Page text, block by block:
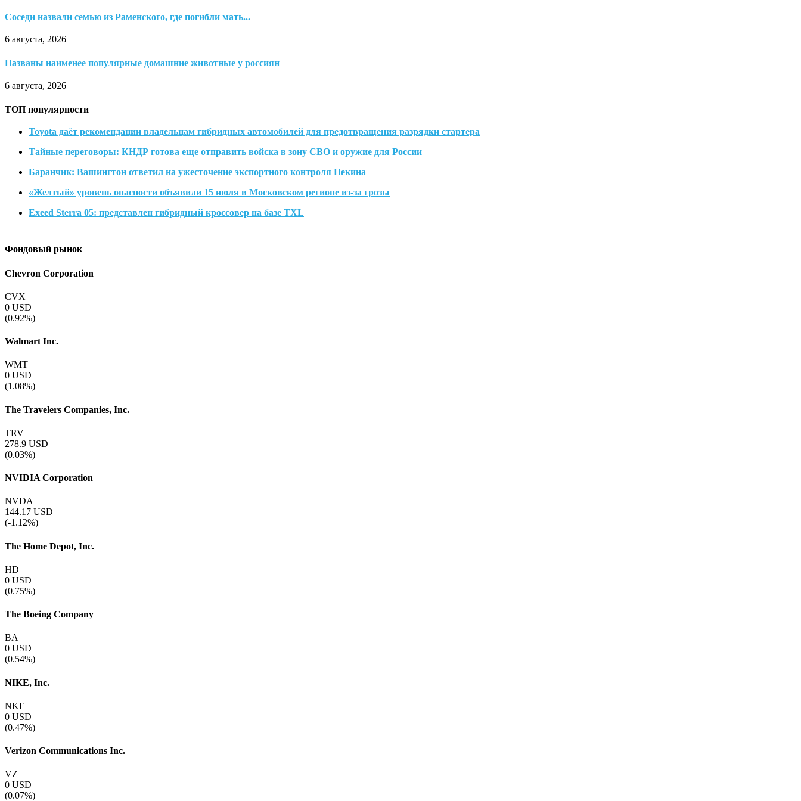
Соседи назвали семью из Раменского, где погибли мать...
6 августа, 2026
Названы наименее популярные домашние животные у россиян
6 августа, 2026
ТОП популярности
Toyota даёт рекомендации владельцам гибридных автомобилей для предотвращения разрядки стартера
Тайные переговоры: КНДР готова еще отправить войска в зону СВО и оружие для России
Баранчик: Вашингтон ответил на ужесточение экспортного контроля Пекина
«Желтый» уровень опасности объявили 15 июля в Московском регионе из-за грозы
Exeed Sterra 05: представлен гибридный кроссовер на базе TXL
Фондовый рынок
Chevron Corporation
CVX
0 USD
(0.92%)
Walmart Inc.
WMT
0 USD
(1.08%)
The Travelers Companies, Inc.
TRV
278.9 USD
(0.03%)
NVIDIA Corporation
NVDA
144.17 USD
(-1.12%)
The Home Depot, Inc.
HD
0 USD
(0.75%)
The Boeing Company
BA
0 USD
(0.54%)
NIKE, Inc.
NKE
0 USD
(0.47%)
Verizon Communications Inc.
VZ
0 USD
(0.07%)